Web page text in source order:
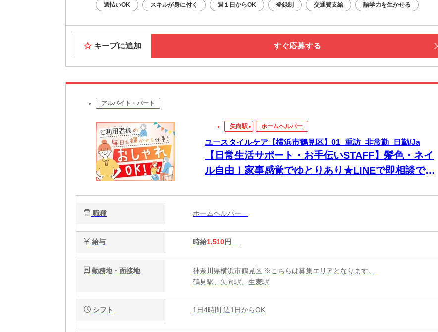
週払いOK スキルが身に付く 週１日からOK 登録制 交通費支給 語学力を生かせる
キープに追加 すぐ応募する
アルバイト・パート
矢向駅 ホームヘルパー
ユースタイルケア【横浜市鶴見区】01_重訪_非常勤_日勤/Ja
【日常生活サポート・お手伝いSTAFF】髪色・ネイ
ル自由！家事感覚でゆとりあり★LINEで即相談でき
職種 ホームヘルパー
給与 時給1,510円
勤務地・面接地
神奈川県横浜市鶴見区 ※こちらは募集エリアとなります。
鶴見駅、矢向駅、生麦駅
シフト 1日4時間 週1日からOK